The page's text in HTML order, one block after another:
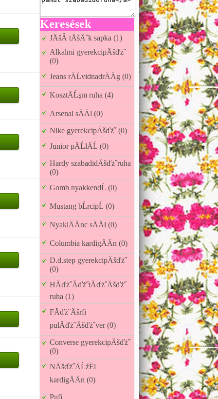
Keresések
JÄšÂ tÄšÄ˝k sapka (1)
Alkalmi gyerekcipÄšďż˝
(0)
Jeans rÄĹvidnadrÄÄg (0)
KosztÄĹşm ruha (4)
Arsenal sÄÄl (0)
Nike gyerekcipÄšďż˝ (0)
Junior pÄĹlÄĹ (0)
Hardy szabadidÄšďż˝ruha
(0)
Gomb nyakkendĹ (0)
Mustang bĹrcipĹ (0)
NyaklÄÄnc sÄÄl (0)
Columbia kardigÄÄn (0)
D.d.step gyerekcipÄšďż˝
(0)
HĂďż˝Ăďż˝tĂďż˝Äšďż˝
ruha (1)
FĂďż˝Äšrfi
pulĂďż˝Äšďż˝ver (0)
Converse gyerekcipÄšďż˝
(0)
NÄšďż˝ÄĹźËi
kardigÄÄn (0)
Pufi